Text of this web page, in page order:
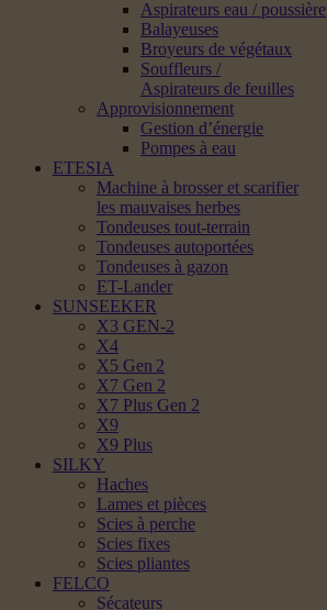
Aspirateurs eau / poussière
Balayeuses
Broyeurs de végétaux
Souffleurs /
Aspirateurs de feuilles
Approvisionnement
Gestion d’énergie
Pompes à eau
ETESIA
Machine à brosser et scarifier
les mauvaises herbes
Tondeuses tout-terrain
Tondeuses autoportées
Tondeuses à gazon
ET-Lander
SUNSEEKER
X3 GEN-2
X4
X5 Gen 2
X7 Gen 2
X7 Plus Gen 2
X9
X9 Plus
SILKY
Haches
Lames et pièces
Scies à perche
Scies fixes
Scies pliantes
FELCO
Sécateurs